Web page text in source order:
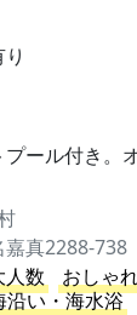
ール付き。
真2288-738
人数 おしゃ
沿い・海水浴